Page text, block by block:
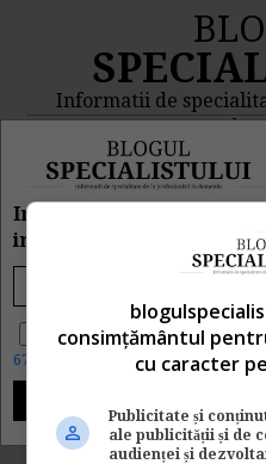
Informatii de
MENIU
Rezultat
contabila
contabila de verificare" a
Inscrie e-mailul tau
informatii despre CE,
Da, vreau informatii despre
acord ca datele personale sa
679/2016
consimțământul
cu caracter
Publicitate și
ale publicității și de
audienței și